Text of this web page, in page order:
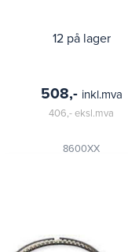
12 på lager
8600XX
508,- inkl.mva
406,-eksl.mva